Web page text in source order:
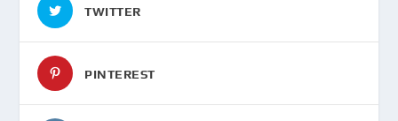
TWITTER
PINTEREST